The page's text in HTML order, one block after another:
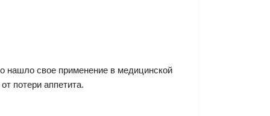
нашло свое применение в медицинской
потери аппетита.